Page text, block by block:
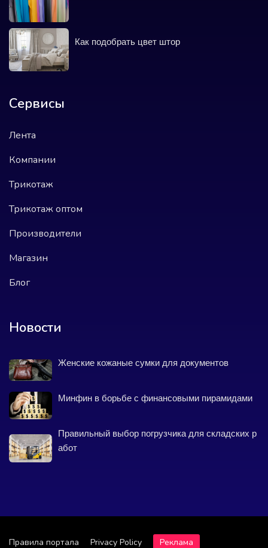
Как подобрать цвет штор
Сервисы
Лента
Компании
Трикотаж
Трикотаж оптом
Производители
Магазин
Блог
Новости
Женские кожаные сумки для документов
Минфин в борьбе с финансовыми пирамидами
Правильный выбор погрузчика для складских р
абот
Правила портала Privacy Policy Реклама